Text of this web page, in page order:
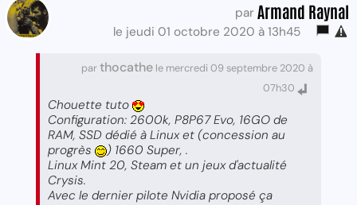
par Armand Raynal
le jeudi 01 octobre 2020 à 13h45
parthocathe le mercredi 09 septembre 2020 à
07h30
Chouette tuto
Configuration: 2600k, P8P67 Evo, 16GO de
RAM, SSD dédié à Linux et (concession au
progrès
) 1660 Super, .
Linux Mint 20, Steam et un jeux d'actualité
Crysis.
Avec le dernier pilote Nvidia proposé ça